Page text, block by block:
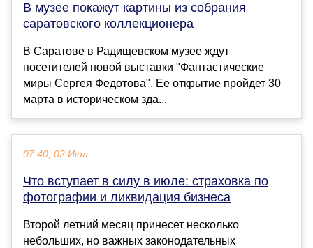
В музее покажут картины из собрания
саратовского коллекционера
В Саратове в Радищевском музее ждут
посетителей новой выставки "Фантастические
миры Сергея Федотова". Ее открытие пройдет 30
марта в историческом зда...
07:40, 02 Июл
Что вступает в силу в июле: страховка по
фотографии и ликвидация бизнеса
Второй летний месяц принесет несколько
небольших, но важных законодательных